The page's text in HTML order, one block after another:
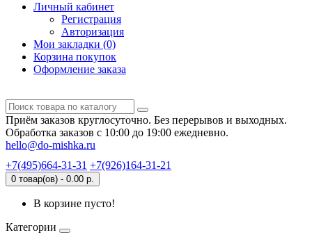
Личный кабинет
Регистрация
Авторизация
Мои закладки (0)
Корзина покупок
Оформление заказа
Приём заказов круглосуточно. Без перерывов и выходных.
Обработка заказов с 10:00 до 19:00 ежедневно.
hello@do-mishka.ru
+7(495)664-31-31 +7(926)164-31-21
0 товар(ов) - 0.00 р.
В корзине пусто!
Категории